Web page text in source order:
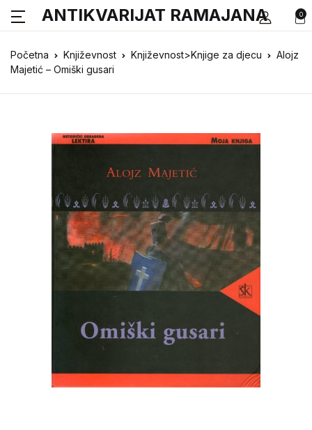
0
ANTIKVARIJAT RAMAJANA
Početna Književnost Književnost>Knjige za djecu
Alojz
Majetić – Omiški gusari